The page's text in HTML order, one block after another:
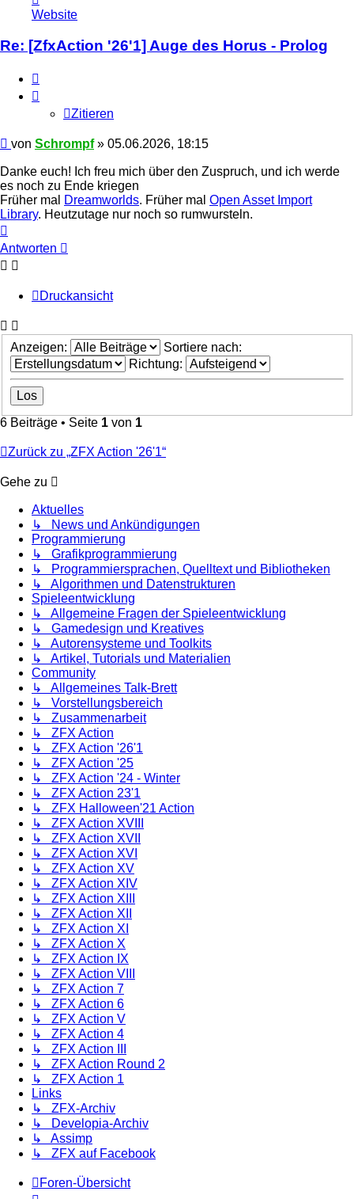
von
Schrompf
Website
Re: [ZfxAction '26'1] Auge des Horus - Prolog
Zitieren
Beitrag
von Schrompf» 05.06.2026, 18:15
Danke euch! Ich freu mich über den Zuspruch, und ich werde
es noch zu Ende kriegen
Früher mal
Dreamworlds. Früher mal Open Asset Import
Library. Heutzutage nur noch so rumwursteln.
oben
Antworten
Druckansicht
Anzeigen:
Sortiere nach:
Richtung:
6 Beiträge • Seite 1 von 1
Zurück zu „ZFX Action '26'1“
Gehe zu
Aktuelles
↳ News und Ankündigungen
Programmierung
↳ Grafikprogrammierung
↳ Programmiersprachen, Quelltext und Bibliotheken
↳ Algorithmen und Datenstrukturen
Spieleentwicklung
↳ Allgemeine Fragen der Spieleentwicklung
↳ Gamedesign und Kreatives
↳ Autorensysteme und Toolkits
↳ Artikel, Tutorials und Materialien
Community
↳ Allgemeines Talk-Brett
↳ Vorstellungsbereich
↳ Zusammenarbeit
↳ ZFX Action
↳ ZFX Action '26'1
↳ ZFX Action '25
↳ ZFX Action '24 - Winter
↳ ZFX Action 23'1
↳ ZFX Halloween'21 Action
↳ ZFX Action XVIII
↳ ZFX Action XVII
↳ ZFX Action XVI
↳ ZFX Action XV
↳ ZFX Action XIV
↳ ZFX Action XIII
↳ ZFX Action XII
↳ ZFX Action XI
↳ ZFX Action X
↳ ZFX Action IX
↳ ZFX Action VIII
↳ ZFX Action 7
↳ ZFX Action 6
↳ ZFX Action V
↳ ZFX Action 4
↳ ZFX Action III
↳ ZFX Action Round 2
↳ ZFX Action 1
Links
↳ ZFX-Archiv
↳ Developia-Archiv
↳ Assimp
↳ ZFX auf Facebook
Foren-Übersicht